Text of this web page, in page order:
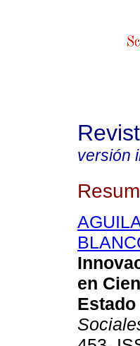
versión
en